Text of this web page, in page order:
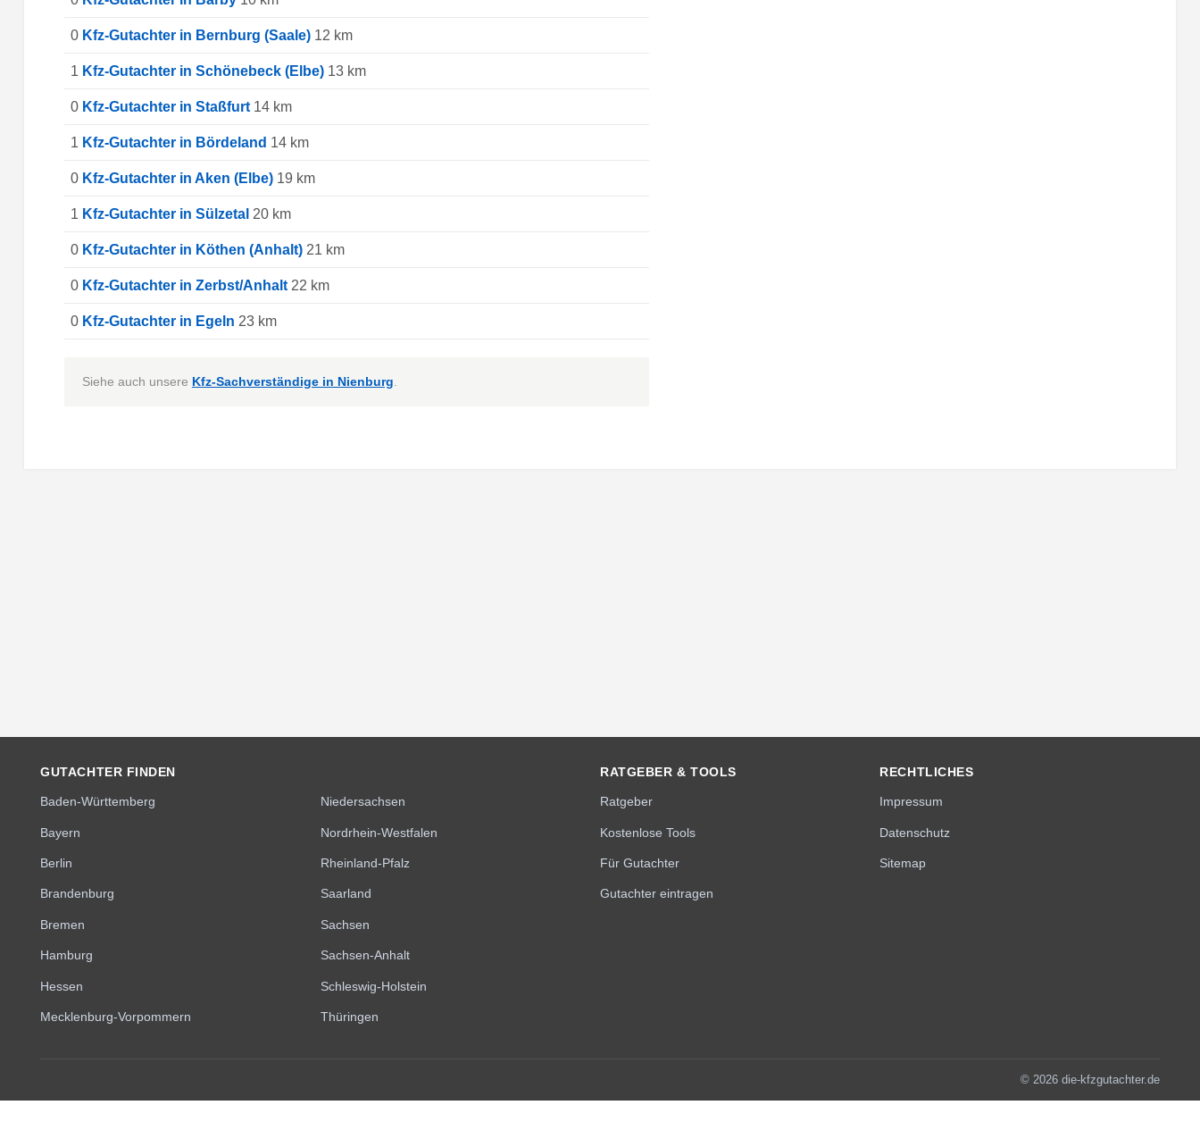
0 Kfz-Gutachter in Bernburg (Saale)12 km
1 Kfz-Gutachter in Schönebeck (Elbe)13 km
0 Kfz-Gutachter in Staßfurt14 km
1 Kfz-Gutachter in Bördeland 14 km
0 Kfz-Gutachter in Aken (Elbe)19 km
1 Kfz-Gutachter in Sülzetal 20 km
0 Kfz-Gutachter in Köthen (Anhalt)21 km
0 Kfz-Gutachter in Zerbst/Anhalt22 km
0 Kfz-Gutachter in Egeln 23 km
Siehe auch unsere Kfz-Sachverständige in Nienburg
GUTACHTER FINDEN
Baden-Württemberg
Bayern
Berlin
Brandenburg
Bremen
Hamburg
Hessen
Mecklenburg-Vorpommern
Niedersachsen
Nordrhein-Westfalen
Rheinland-Pfalz
Saarland
Sachsen
Sachsen-Anhalt
Schleswig-Holstein
Thüringen
RATGEBER & TOOLS
Ratgeber
Kostenlose Tools
Für Gutachter
Gutachter eintragen
RECHTLICHES
Impressum
Datenschutz
Sitemap
© 2026 die-kfzgutachter.de